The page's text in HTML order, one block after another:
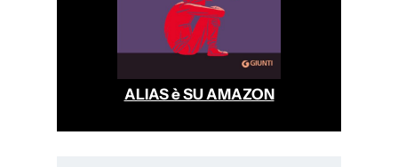
ALIAS è SU AMAZON